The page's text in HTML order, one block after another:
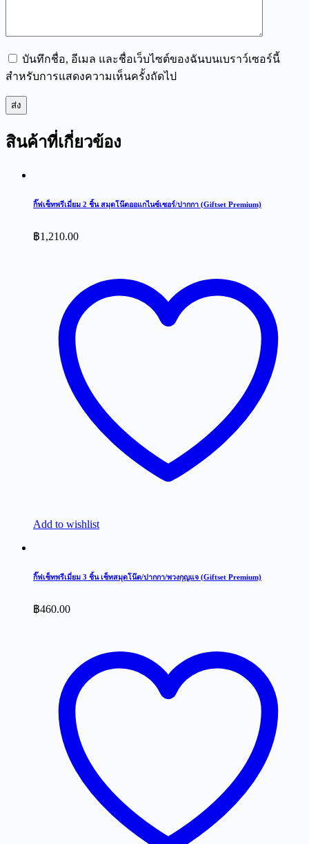
บันทึกชื่อ, อีเมล และชื่อเว็บไซต์ของฉันบนเบราว์เซอร์นี้
สำหรับการแสดงความเห็นครั้งถัดไป
ส่ง
สินค้าที่เกี่ยวข้อง
กิ๊ฟเซ็ทพรีเมี่ยม 2 ชิ้น สมุดโน๊ตออแกไนซ์เซอร์/ปากกา (Giftset Premium)
฿1,210.00
Add to wishlist
กิ๊ฟเซ็ทพรีเมี่ยม 3 ชิ้น เซ็ทสมุดโน๊ต/ปากกา/พวงกุญแจ (Giftset Premium)
฿460.00